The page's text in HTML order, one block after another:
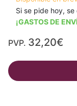
Si se pide hoy,
¡GASTOS DE
PVP. 32,20€